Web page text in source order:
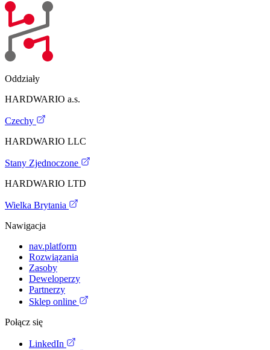
Oddziały
HARDWARIO a.s.
Czechy
HARDWARIO LLC
Stany Zjednoczone
HARDWARIO LTD
Wielka Brytania
Nawigacja
nav.platform
Rozwiązania
Zasoby
Deweloperzy
Partnerzy
Sklep online
Połącz się
LinkedIn